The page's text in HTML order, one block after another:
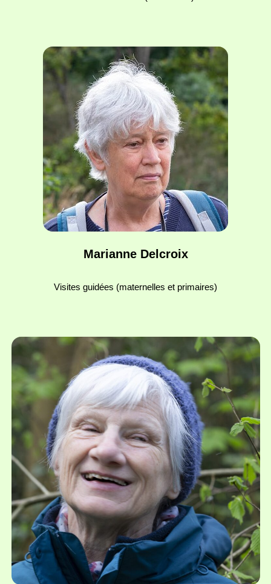
Marianne Delcroix
Visites guidées (maternelles et primaires)